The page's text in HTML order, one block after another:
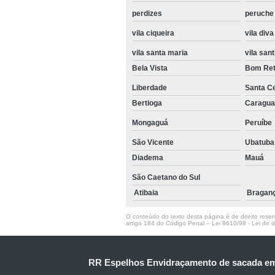
perdizes peruche
vila ciqueira vila diva
vila santa maria
vila
Bela Vista
Bom
Liberdade Santa
Bertioga
Mongaguá Peruíbe
São Vicente
Ubatuba
Diadema
Mauá
São Caetano do Sul
Atibaia
O conteúdo do texto desta página é de direito
artigo 184 do Código Penal – Lei 9610/98 - Lei de
RR Espelhos Envidraçamento de sacada